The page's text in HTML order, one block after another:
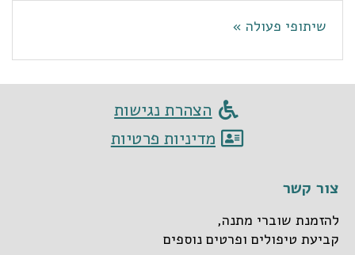
שיתופי פעולה »
הצהרת נגישות
מדיניות פרטיות
צור קשר
להזמנת שוברי מתנה,
קביעת טיפולים ופרטים נוספים